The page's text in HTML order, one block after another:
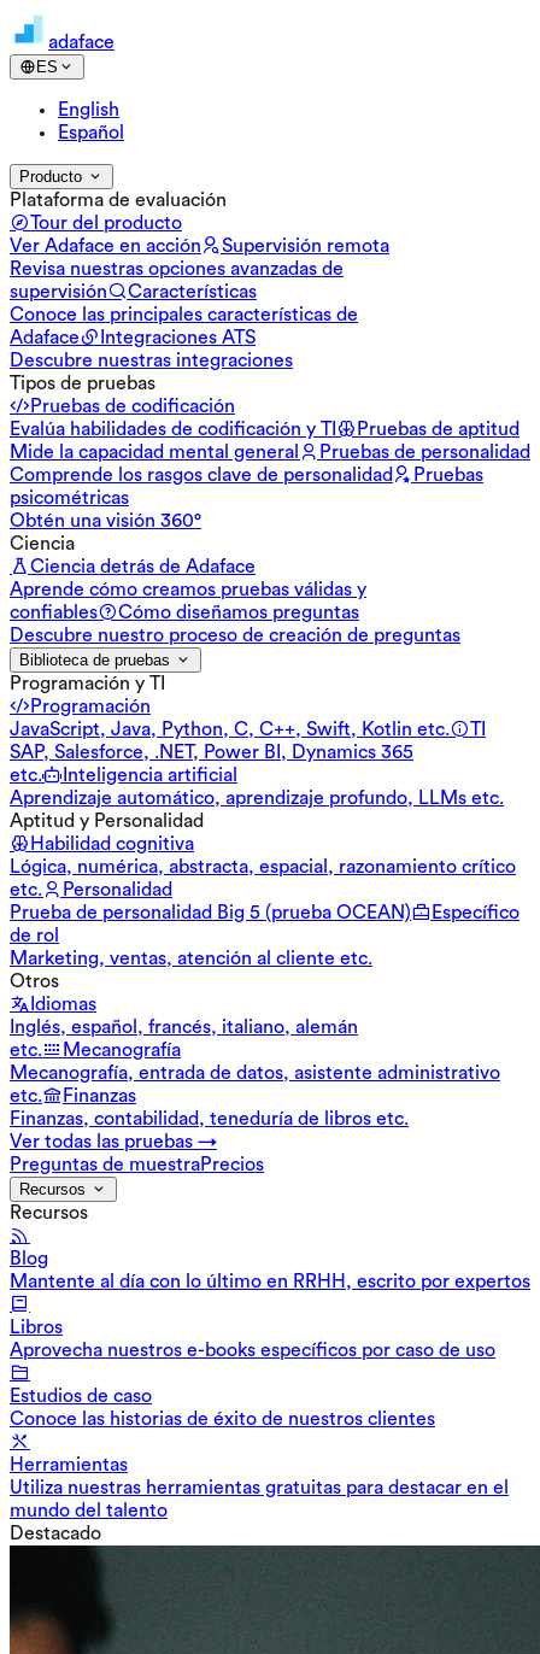
adaface
ES
English
Español
Producto
Plataforma de evaluación
Tour del producto
Ver Adaface en acción
Supervisión remota
Revisa nuestras opciones avanzadas de
supervisión
Características
Conoce las principales características de
Adaface
Integraciones ATS
Descubre nuestras integraciones
Tipos de pruebas
Pruebas de codificación
Evalúa habilidades de codificación y TI
Pruebas de aptitud
Mide la capacidad mental general
Pruebas de personalidad
Comprende los rasgos clave de personalidad
Pruebas
psicométricas
Obtén una visión 360°
Ciencia
Ciencia detrás de Adaface
Aprende cómo creamos pruebas válidas y
confiables
Cómo diseñamos preguntas
Descubre nuestro proceso de creación de preguntas
Biblioteca de pruebas
Programación y TI
Programación
JavaScript, Java, Python, C, C++, Swift, Kotlin etc.
TI
SAP, Salesforce, .NET, Power BI, Dynamics 365
etc.
Inteligencia artificial
Aprendizaje automático, aprendizaje profundo, LLMs etc.
Aptitud y Personalidad
Habilidad cognitiva
Lógica, numérica, abstracta, espacial, razonamiento crítico
etc.
Personalidad
Prueba de personalidad Big 5 (prueba OCEAN)
Específico
de rol
Marketing, ventas, atención al cliente etc.
Otros
Idiomas
Inglés, español, francés, italiano, alemán
etc.
Mecanografía
Mecanografía, entrada de datos, asistente administrativo
etc.
Finanzas
Finanzas, contabilidad, teneduría de libros etc.
Ver todas las pruebas →
Preguntas de muestraPrecios
Recursos
Recursos
Blog
Mantente al día con lo último en RRHH, escrito por expertos
Libros
Aprovecha nuestros e-books específicos por caso de uso
Estudios de caso
Conoce las historias de éxito de nuestros clientes
Herramientas
Utiliza nuestras herramientas gratuitas para destacar en el
mundo del talento
Destacado